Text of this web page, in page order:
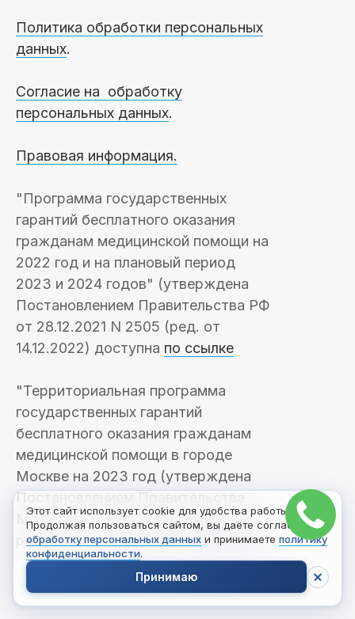
Политика обработки персональных
данных.
Согласие на обработку
персональных данных.
Правовая информация.
"Программа государственных
гарантий бесплатного оказания
гражданам медицинской помощи на
2022 год и на плановый период
2023 и 2024 годов" (утверждена
Постановлением Правительства РФ
от 28.12.2021 N 2505 (ред. от
14.12.2022) доступна по ссылке
"Территориальная программа
государственных гарантий
бесплатного оказания гражданам
медицинской помощи в городе
Москве на 2023 год (утверждена
Постановлением Правительства
Москвы от 29.12.2022 № 3044-ПП)"
размещенана сайте Мосгорздрава
Этот сайт использует cookie для удобства работы.
Продолжая пользоваться сайтом, вы даёте согласие на
обработку персональных данных и принимаете политику
конфиденциальности.
Принимаю